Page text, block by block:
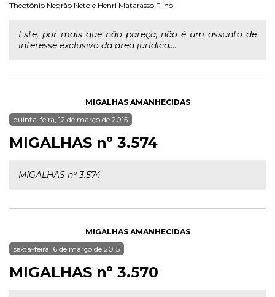
Theotônio Negrão Neto e Henri Matarasso Filho
Este, por mais que não pareça, não é um assunto de
interesse exclusivo da área jurídica....
MIGALHAS AMANHECIDAS
quinta-feira, 12 de março de 2015
MIGALHAS nº 3.574
MIGALHAS nº 3.574
MIGALHAS AMANHECIDAS
sexta-feira, 6 de março de 2015
MIGALHAS nº 3.570